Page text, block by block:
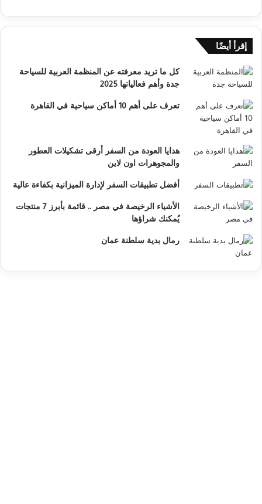
إقرأ أيضًا
كل ما تريد معرفته عن المنظمة العربية للسياحة
جدة وأهم فعالياتها 2025
تعرف على أهم 10 أماكن سياحية في القاهرة
هدايا العودة من السفر أرقى تشكيلات العطور
والمجوهرات اون لاين
أفضل تطبيقات السفر لإدارة الميزانية بكفاءة عالية
الأشياء الرخيصة في مصر .. قائمة بأبرز 7 منتجات
يُمكنك شراؤها
رمال بدية سلطنة عمان